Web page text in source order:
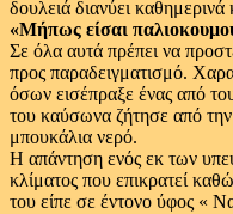
δουλειά διανύει
«Μήπως είσαι
Σε όλα αυτά πρέπει να
προς παραδειγματισμό.
όσων εισέπραξε ένας από
του καύσωνα ζήτησε από την
μπουκάλια νερό.
Η απάντηση ενός εκ των
κλίματος που επικρατεί
του είπε σε έντονο ύφος «